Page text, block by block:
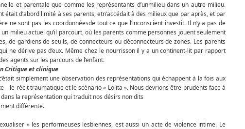
et parentale que comme les représentants d’unmilieu dans un autre milieu.
était d’abord limité à ses parents, etn’accédait à des milieux que par après, et par
ne sont pas les coordonnéesde tout ce que l’inconscient investit. Il n’y a pas de
un milieu actuel qu’il parcourt, où les parents comme personnes jouent seulement
de gardiens de seuils, de connecteurs ou déconnecteurs de zones. Les parents
ne dérive pas d’eux. Même chez le nourrisson il y a un continent-lit par rapport
agents sur les parcours de l’enfant.
Critique et clinique
simplement une observation des représentations qui échappent à la fois aux
– le récit traumatique et le scénario « Lolita ». Nous devrions être prudents face à
la représentation qui traduit nos désirs non dits
différente.
» les performeuses lesbiennes, est aussi un acte de violence intime. Le